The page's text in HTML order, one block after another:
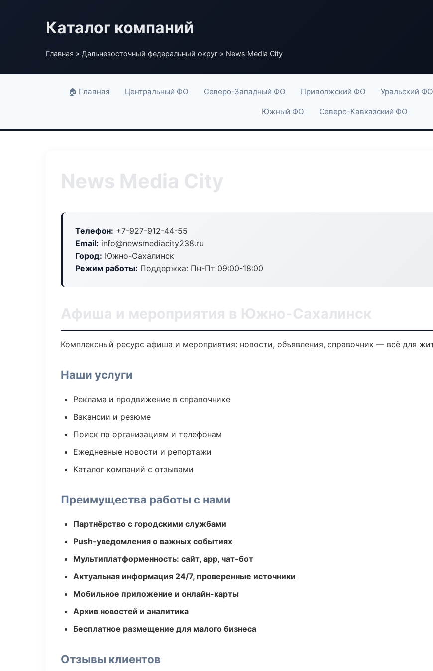
Каталог компаний
Главная » Дальневосточный федеральный округ » News Media City
🏠 Главная Центральный ФО Северо-Западный ФО Приволжский ФО Уральский ФО
Южный ФО Северо-Кавказский ФО
News Media City
Телефон: +7-927-912-44-55
Email: info@newsmediacity238.ru
Город: Южно-Сахалинск
Режим работы: Поддержка: Пн-Пт 09:00-18:00
Афиша и мероприятия в Южно-Сахалинск
Комплексный ресурс афиша и мероприятия: новости, объявления, справочник — всё для
Наши услуги
Реклама и продвижение в справочнике
Вакансии и резюме
Поиск по организациям и телефонам
Ежедневные новости и репортажи
Каталог компаний с отзывами
Преимущества работы с нами
Партнёрство с городскими службами
Push-уведомления о важных событиях
Мультиплатформенность: сайт, app, чат-бот
Актуальная информация 24/7, проверенные источники
Мобильное приложение и онлайн-карты
Архив новостей и аналитика
Бесплатное размещение для малого бизнеса
Отзывы клиентов